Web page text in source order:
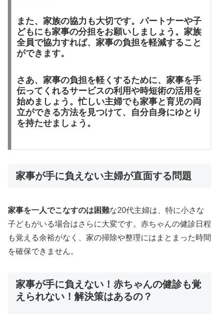
また、家族の協力も大切です。パートナーや子
どもにも家事の分担をお願いしましょう。家族
全員で協力すれば、家事の負担を軽減すること
ができます。
さあ、家事の負担を軽くするために、家事を手
伝ってくれるサービスの利用や時短術の活用を
始めましょう。忙しい主婦でも家事と育児の両
立ができる方法を見つけて、自分自身にゆとり
を持たせましょう。
家事が手に負えない主婦が直面する問題
家事を一人でこなすのは困難な20代主婦は、特に小さな
子どもがいる場合はさらに大変です。赤ちゃんの健診日程
も覚える余裕がなく、家の掃除や整理にはまとまった時間
を確保できません。
家事が手に負えない！赤ちゃんの健診も覚
えられない！解決策はあるの？